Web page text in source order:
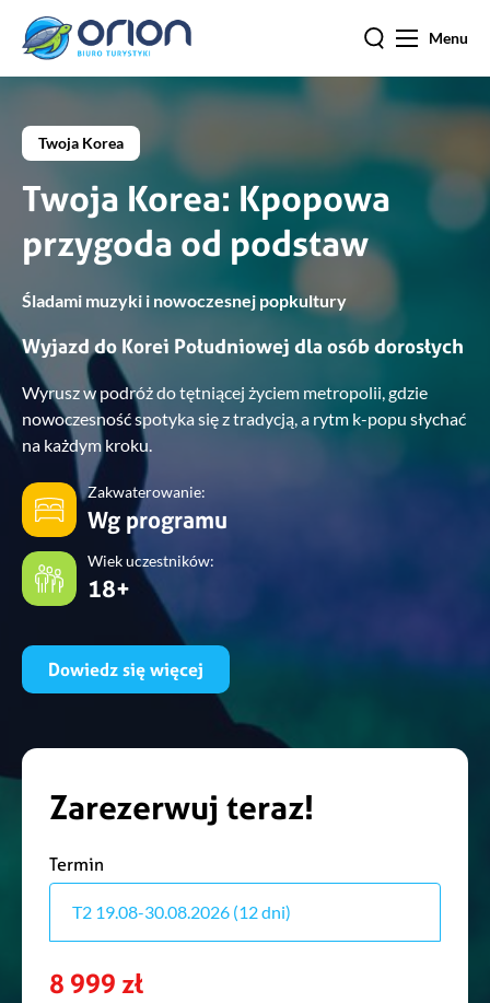
Menu
Twoja Korea
Twoja Korea: Kpopowa
przygoda od podstaw
Śladami muzyki i nowoczesnej popkultury
Wyjazd do Korei Południowej dla osób dorosłych
Wyrusz w podróż do tętniącej życiem metropolii, gdzie
nowoczesność spotyka się z tradycją, a rytm k-popu słychać
na każdym kroku.
Zakwaterowanie:
Wg programu
Wiek uczestników:
18+
Dowiedz się więcej
Zarezerwuj teraz!
Termin
T2 19.08-30.08.2026 (12 dni)
8 999 zł